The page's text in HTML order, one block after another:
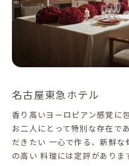
名古屋東急ホテル
香り高いヨーロピアン感覚に
お二人にとって特別な存在で
だきたい 一心で作る、新鮮な
の高い 料理には定評がありま